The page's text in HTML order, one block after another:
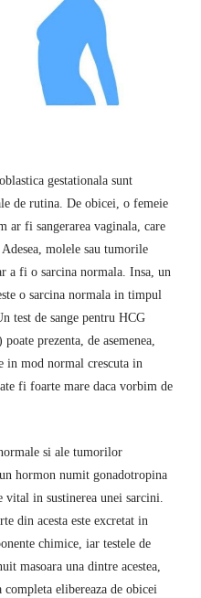
gestationala sunt
de rutina. De obicei, o femeie
ar fi sangerarea vaginala, care
molele sau tumorile
a fi o sarcina normala. Insa, un
o sarcina normala in timpul
test de sange pentru HCG
poate prezenta, de asemenea,
in mod normal crescuta in
fi foarte mare daca vorbim de
si ale tumorilor
hormon numit gonadotropina
vital in sustinerea unei sarcini.
din acesta este excretat in
chimice, iar testele de
masoara una dintre acestea,
elibereaza de obicei